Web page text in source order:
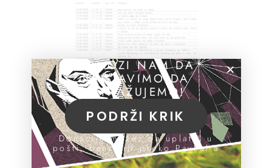
POMOZI NAM DA
NASTAVIMO DA
ISTRAŽUJEMO!
PODRŽI KRIK
Donacije možeš da uplatiš u
pošti, banci ili preko PayPal-a